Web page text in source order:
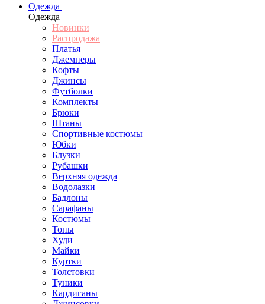
Одежда
Одежда
Новинки
Распродажа
Платья
Джемперы
Кофты
Джинсы
Футболки
Комплекты
Брюки
Штаны
Спортивные костюмы
Юбки
Блузки
Рубашки
Верхняя одежда
Водолазки
Бадлоны
Сарафаны
Костюмы
Топы
Худи
Майки
Куртки
Толстовки
Туники
Кардиганы